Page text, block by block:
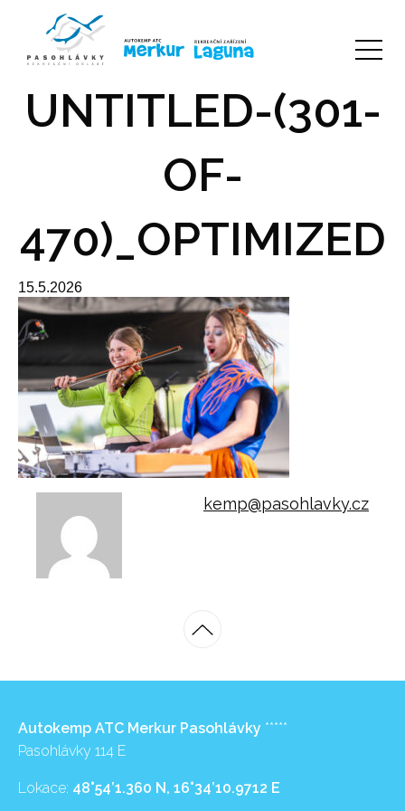
UNTITLED-(301-
OF-
470)_OPTIMIZED
15.5.2026
kemp@pasohlavky.cz
Autokemp ATC Merkur Pasohlávky *****
Pasohlávky 114 E
Lokace: 48°54’1.360 N, 16°34’10.9712 E